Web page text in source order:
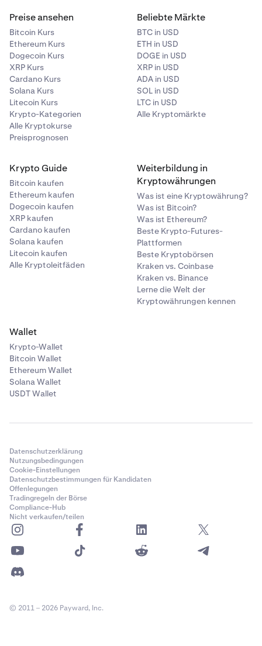
Preise ansehen
Bitcoin Kurs
Ethereum Kurs
Dogecoin Kurs
XRP Kurs
Cardano Kurs
Solana Kurs
Litecoin Kurs
Krypto-Kategorien
Alle Kryptokurse
Preisprognosen
Beliebte Märkte
BTC in USD
ETH in USD
DOGE in USD
XRP in USD
ADA in USD
SOL in USD
LTC in USD
Alle Kryptomärkte
Krypto Guide
Bitcoin kaufen
Ethereum kaufen
Dogecoin kaufen
XRP kaufen
Cardano kaufen
Solana kaufen
Litecoin kaufen
Alle Kryptoleitfäden
Weiterbildung in
Kryptowährungen
Was ist eine Kryptowährung?
Was ist Bitcoin?
Was ist Ethereum?
Beste Krypto-Futures-
Plattformen
Beste Kryptobörsen
Kraken vs. Coinbase
Kraken vs. Binance
Lerne die Welt der
Kryptowährungen kennen
Wallet
Krypto-Wallet
Bitcoin Wallet
Ethereum Wallet
Solana Wallet
USDT Wallet
Datenschutzerklärung
Nutzungsbedingungen
Cookie-Einstellungen
Datenschutzbestimmungen für Kandidaten
Offenlegungen
Tradingregeln der Börse
Compliance-Hub
Nicht verkaufen/teilen
© 2011 – 2026 Payward, Inc.